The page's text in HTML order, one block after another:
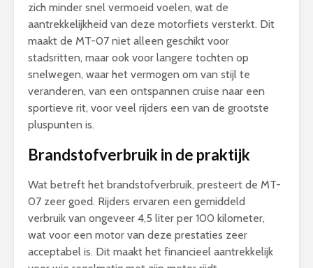
zich minder snel vermoeid voelen, wat de
aantrekkelijkheid van deze motorfiets versterkt. Dit
maakt de MT-07 niet alleen geschikt voor
stadsritten, maar ook voor langere tochten op
snelwegen, waar het vermogen om van stijl te
veranderen, van een ontspannen cruise naar een
sportieve rit, voor veel rijders een van de grootste
pluspunten is.
Brandstofverbruik in de praktijk
Wat betreft het brandstofverbruik, presteert de MT-
07 zeer goed. Rijders ervaren een gemiddeld
verbruik van ongeveer 4,5 liter per 100 kilometer,
wat voor een motor van deze prestaties zeer
acceptabel is. Dit maakt het financieel aantrekkelijk